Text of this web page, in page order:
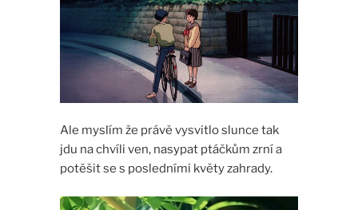
Ale myslím že právě vysvitlo slunce tak
jdu na chvíli ven, nasypat ptáčkům zrní a
potěšit se s posledními květy zahrady.